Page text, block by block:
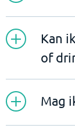
Kan
of
Mag